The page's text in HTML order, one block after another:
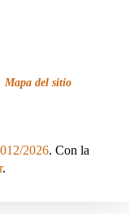
Mapa del sitio
2026. Con la
.